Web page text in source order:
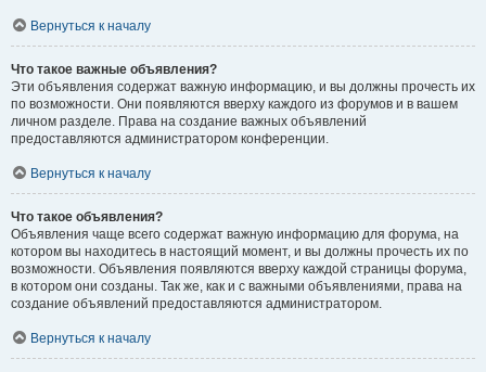
Вернуться к началу
Что такое важные объявления?
Эти объявления содержат важную информацию, и вы должны прочесть их
по возможности. Они появляются вверху каждого из форумов и в вашем
личном разделе. Права на создание важных объявлений
предоставляются администратором конференции.
Вернуться к началу
Что такое объявления?
Объявления чаще всего содержат важную информацию для форума, на
котором вы находитесь в настоящий момент, и вы должны прочесть их по
возможности. Объявления появляются вверху каждой страницы форума,
в котором они созданы. Так же, как и с важными объявлениями, права на
создание объявлений предоставляются администратором.
Вернуться к началу